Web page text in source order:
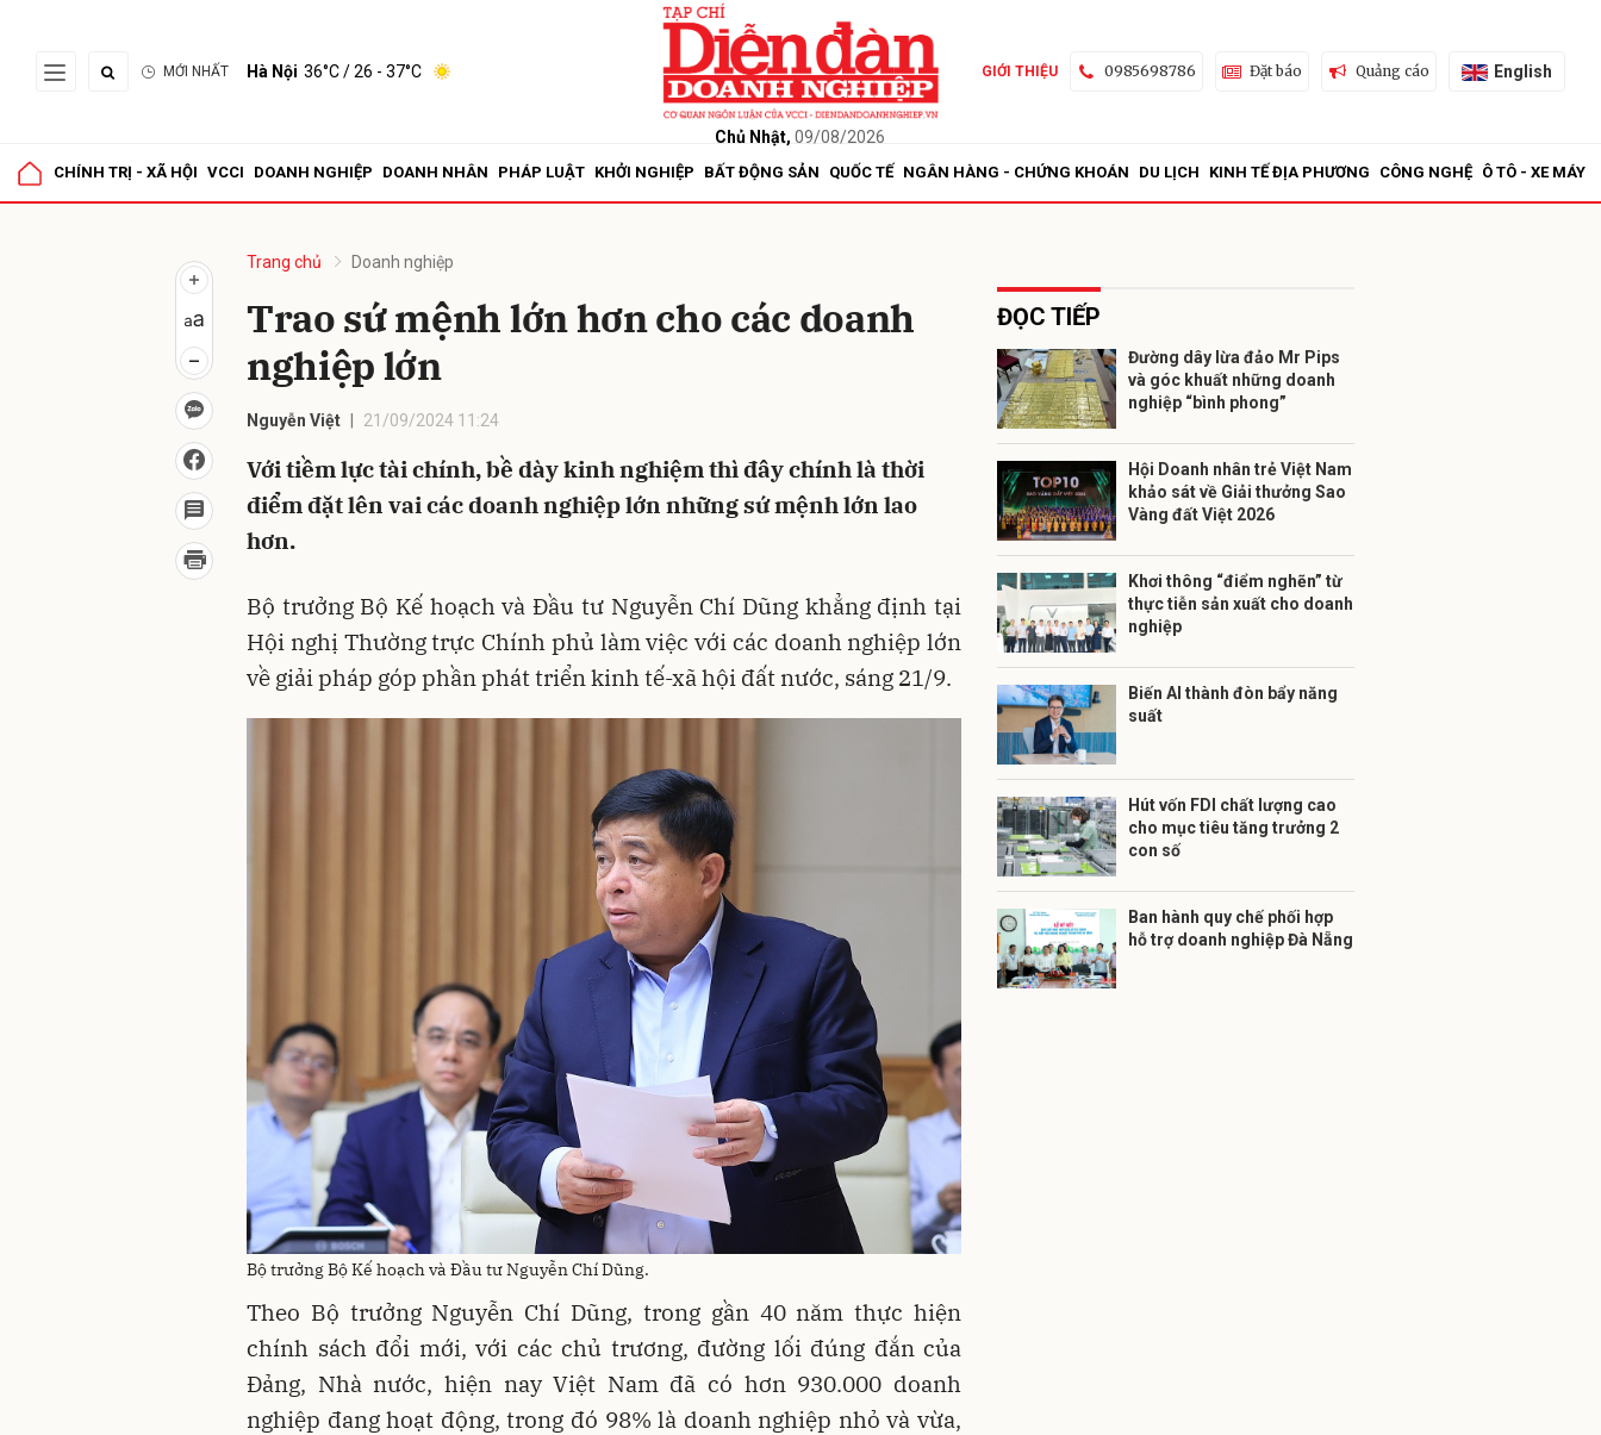
MỚI NHẤT Hà Nội 36°C/ 26 - 37°C
Chủ Nhật, 09/08/2026
GIỚI THIỆU 0985698786 Đặt báo Quảng cáo English
CHÍNH TRỊ - XÃ HỘI VCCI DOANH NGHIỆP DOANH NHÂN PHÁP LUẬT KHỞI NGHIỆP BẤT ĐỘNG SẢN QUỐC TẾ NGÂN HÀNG - CHỨNG KHOÁN DU LỊCH KINH TẾ ĐỊA PHƯƠNG CÔNG NGHỆ Ô TÔ - XE MÁY
Trang chủ Doanh nghiệp
Trao sứ mệnh lớn hơn cho các doanh
nghiệp lớn
Nguyễn Việt 21/09/2024 11:24
Với tiềm lực tài chính, bề dày kinh nghiệm thì đây chính là thời
điểm đặt lên vai các doanh nghiệp lớn những sứ mệnh lớn lao
hơn.
Bộ trưởng Bộ Kế hoạch và Đầu tư Nguyễn Chí Dũng khẳng định tại
Hội nghị Thường trực Chính phủ làm việc với các doanh nghiệp lớn
về giải pháp góp phần phát triển kinh tế-xã hội đất nước, sáng 21/9.
Bộ trưởng Bộ Kế hoạch và Đầu tư Nguyễn Chí Dũng.
Theo Bộ trưởng Nguyễn Chí Dũng, trong gần 40 năm thực hiện
chính sách đổi mới, với các chủ trương, đường lối đúng đắn của
Đảng, Nhà nước, hiện nay Việt Nam đã có hơn 930.000 doanh
nghiệp đang hoạt động, trong đó 98% là doanh nghiệp nhỏ và vừa,
ĐỌC TIẾP
Đường dây lừa đảo Mr Pips
và góc khuất những doanh
nghiệp “bình phong”
Hội Doanh nhân trẻ Việt Nam
khảo sát về Giải thưởng Sao
Vàng đất Việt 2026
Khơi thông “điểm nghẽn” từ
thực tiễn sản xuất cho doanh
nghiệp
Biến AI thành đòn bẩy năng
suất
Hút vốn FDI chất lượng cao
cho mục tiêu tăng trưởng 2
con số
Ban hành quy chế phối hợp
hỗ trợ doanh nghiệp Đà Nẵng
Gửi